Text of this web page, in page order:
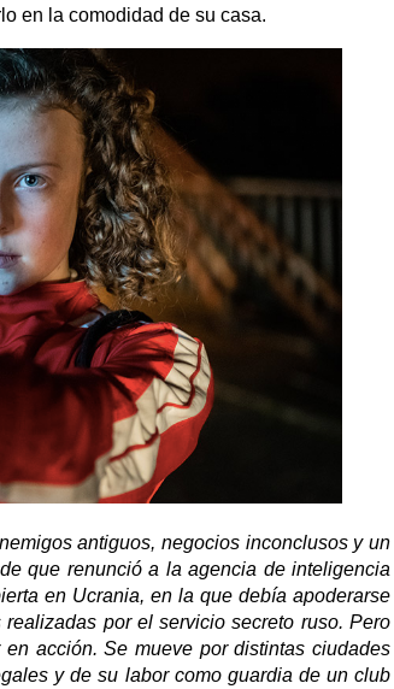
en la comodidad de su casa.
antiguos, negocios inconclusos y un
que renunció a la agencia de inteligencia
en Ucrania, en la que debía apoderarse
por el servicio secreto ruso. Pero
acción. Se mueve por distintas ciudades
y de su labor como guardia de un club